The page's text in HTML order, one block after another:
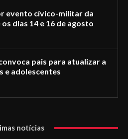
evento cívico-militar da
dias 14 e 16 de agosto
pais para atualizar a
e adolescentes
notícias